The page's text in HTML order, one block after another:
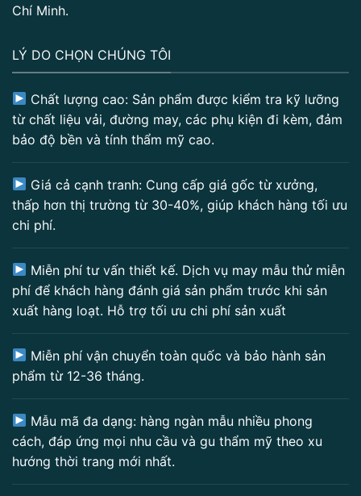
Chí Minh.
LÝ DO CHỌN CHÚNG TÔI
Chất lượng cao: Sản phẩm được kiểm tra kỹ lưỡng
từ chất liệu vải, đường may, các phụ kiện đi kèm, đảm
bảo độ bền và tính thẩm mỹ cao.
Giá cả cạnh tranh: Cung cấp giá gốc từ xưởng,
thấp hơn thị trường từ 30-40%, giúp khách hàng tối ưu
chi phí.
Miễn phí tư vấn thiết kế. Dịch vụ may mẫu thử miễn
phí để khách hàng đánh giá sản phẩm trước khi sản
xuất hàng loạt. Hỗ trợ tối ưu chi phí sản xuất
Miễn phí vận chuyển toàn quốc và bảo hành sản
phẩm từ 12-36 tháng.
Mẫu mã đa dạng: hàng ngàn mẫu nhiều phong
cách, đáp ứng mọi nhu cầu và gu thẩm mỹ theo xu
hướng thời trang mới nhất.